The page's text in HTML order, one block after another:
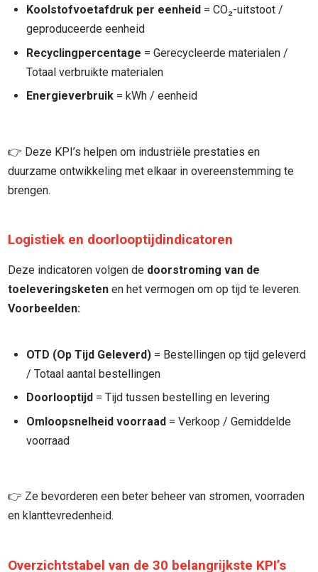
Koolstofvoetafdruk per eenheid = CO₂-uitstoot /
geproduceerde eenheid
Recyclingpercentage = Gerecycleerde materialen /
Totaal verbruikte materialen
Energieverbruik = kWh / eenheid
👉 Deze KPI’s helpen om industriële prestaties en
duurzame ontwikkeling met elkaar in overeenstemming te
brengen.
Logistiek en doorlooptijdindicatoren
Deze indicatoren volgen de doorstroming van de
toeleveringsketen en het vermogen om op tijd te leveren.
Voorbeelden:
OTD (Op Tijd Geleverd) = Bestellingen op tijd geleverd
/ Totaal aantal bestellingen
Doorlooptijd = Tijd tussen bestelling en levering
Omloopsnelheid voorraad = Verkoop / Gemiddelde
voorraad
👉 Ze bevorderen een beter beheer van stromen, voorraden
en klanttevredenheid.
Overzichtstabel van de 30 belangrijkste KPI’s